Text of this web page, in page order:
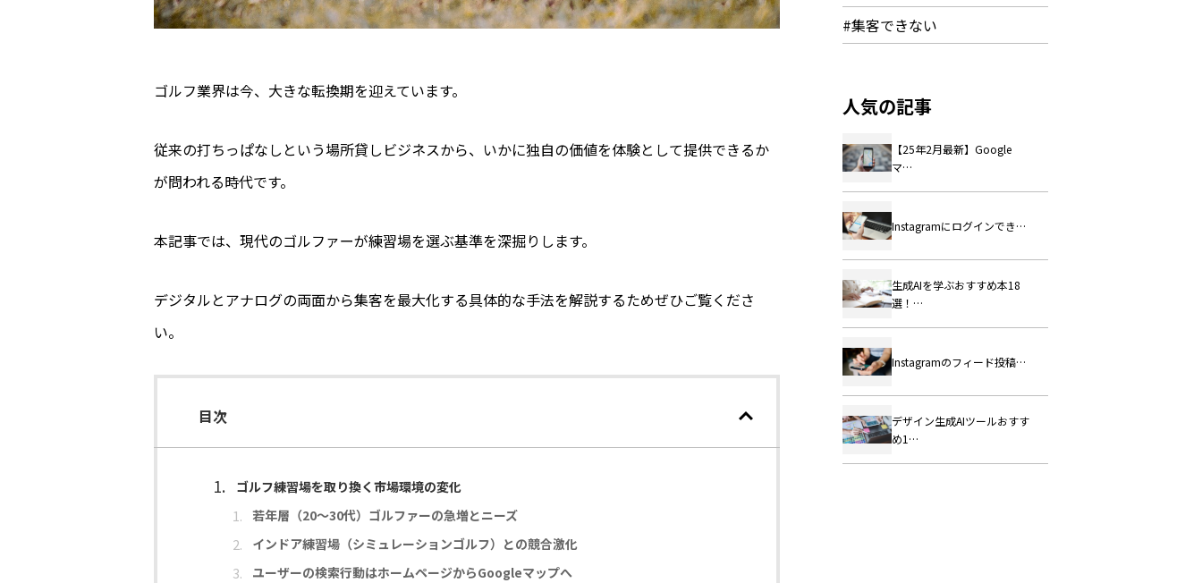
ゴルフ業界は今、大きな転換期を迎えています。
従来の打ちっぱなしという場所貸しビジネスから、いかに独自の価値を体験として提供できるか
が問われる時代です。
本記事では、現代のゴルファーが練習場を選ぶ基準を深掘りします。
デジタルとアナログの両面から集客を最大化する具体的な手法を解説するためぜひご覧くださ
い。
目次
ゴルフ練習場を取り換く市場環境の変化
若年層（20〜30代）ゴルファーの急増とニーズ
インドア練習場（シミュレーションゴルフ）との競合激化
ユーザーの検索行動はホームページからGoogleマップへ
#集客できない
人気の記事
【25年2月最新】Google
マ…
Instagramにログインでき…
生成AIを学ぶおすすめ本18
選！…
Instagramのフィード投稿…
デザイン生成AIツールおすす
め1…